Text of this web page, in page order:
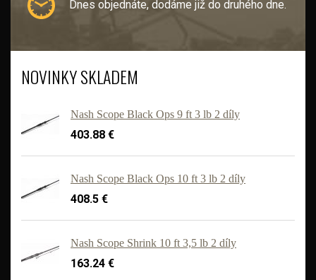
Dnes objednáte, dodáme již do druhého dne.
NOVINKY SKLADEM
Nash Scope Black Ops 9 ft 3 lb 2 díly
403.88 €
Nash Scope Black Ops 10 ft 3 lb 2 díly
408.5 €
Nash Scope Shrink 10 ft 3,5 lb 2 díly
163.24 €